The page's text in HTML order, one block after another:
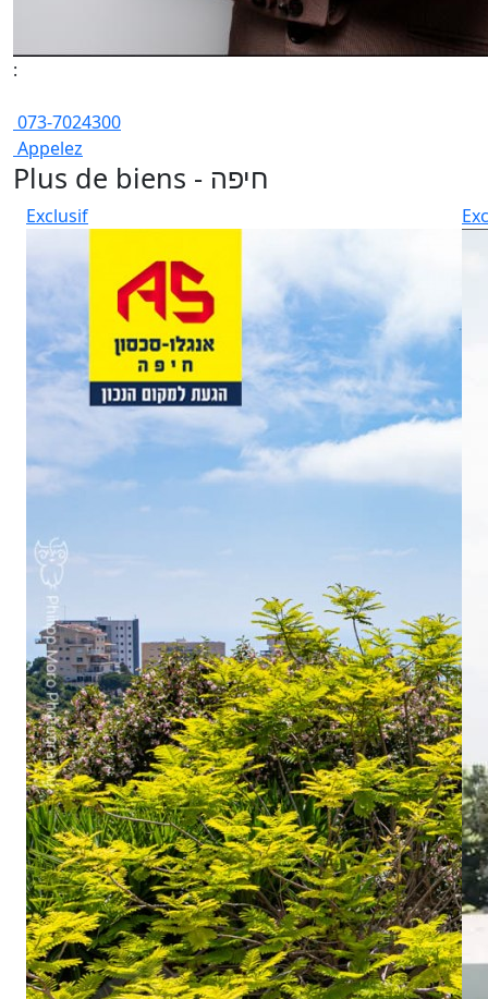
:
073-7024300
Appelez
Plus de biens - חיפה
Exclusif